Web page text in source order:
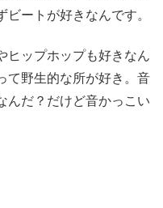
ートが好きなんです。
ヒップホップも好きなん
て野生的な所が好き。音
んだ？だけど音かっこい